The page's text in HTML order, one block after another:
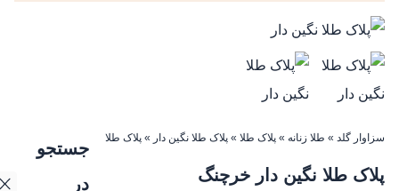
جستجو
در
سزاوار گلد » طلا زنانه » پلاک طلا » پلاک طلا نگین دار » پلاک طلا نگین دار خرچنگ
پلاک طلا نگین دار خرچنگ